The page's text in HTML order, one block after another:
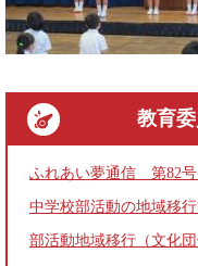
教育
ふれあい夢通信 第82号
中学校部活動の地域移行
部活動地域移行（文化